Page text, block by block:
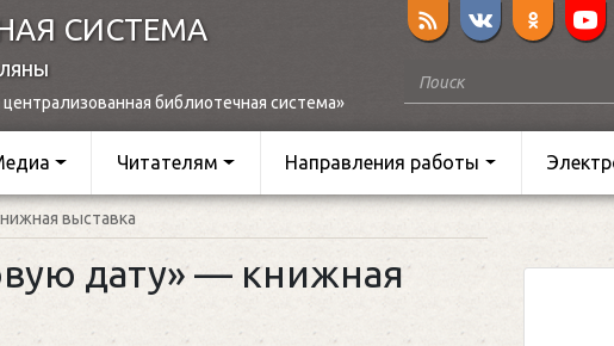
СИСТЕМА
библиотечная система»
Читателям Направления работы
выставка
дату» — книжная